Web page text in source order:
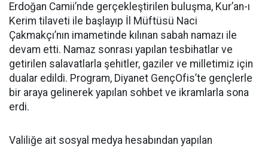
Erdoğan Camii’nde gerçekleştirilen buluşma, Kur’an-ı
Kerim tilaveti ile başlayıp İl Müftüsü Naci
Çakmakçı’nın imametinde kılınan sabah namazı ile
devam etti. Namaz sonrası yapılan tesbihatlar ve
getirilen salavatlarla şehitler, gaziler ve milletimiz için
dualar edildi. Program, Diyanet GençOfis’te gençlerle
bir araya gelinerek yapılan sohbet ve ikramlarla sona
erdi.
Valiliğe ait sosyal medya hesabından yapılan